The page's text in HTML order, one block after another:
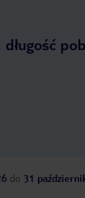
długość
do 31